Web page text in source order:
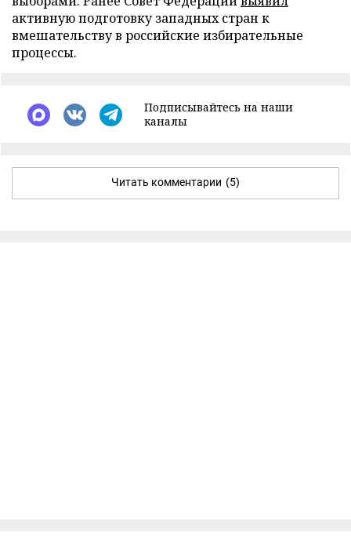
активную подготовку западных стран к
вмешательству в российские избирательные
процессы.
Подписывайтесь на наши
каналы
Читать комментарии (5)